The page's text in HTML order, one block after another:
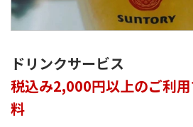
ドリンクサービス
税込み2,000円以上のご利
料